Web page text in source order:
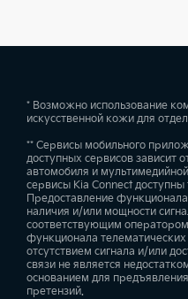
* Возможно использование
искусственной кожи для
** Сервисы мобильного
доступных сервисов зависит
автомобиля и
сервисы Kia Connect
Предоставление
наличия и/или мощности
соответствующим
функционала
отсутствием сигнала и/или
связи не является
основанием для
претензий.